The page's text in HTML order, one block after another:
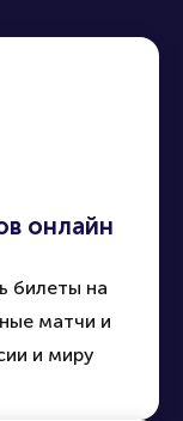
онлайн
билеты на
матчи и
и миру